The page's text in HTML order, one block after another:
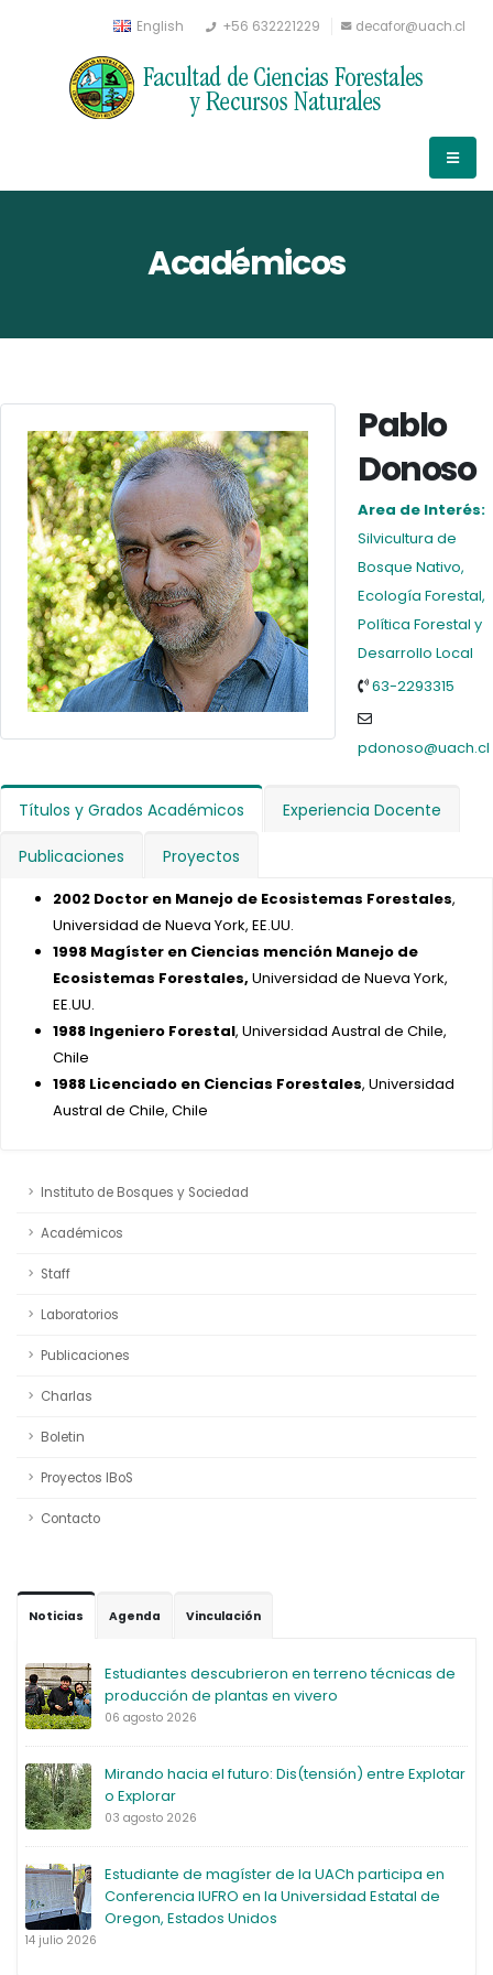
English +56 632221229 decafor@uach.cl
Académicos
Pablo
Donoso
Area de Interés:
Silvicultura de
Bosque Nativo,
Ecología Forestal,
Política Forestal y
Desarrollo Local
63-2293315
pdonoso@uach.cl
Títulos y Grados Académicos Experiencia Docente
Publicaciones Proyectos
2002 Doctor en Manejo de Ecosistemas Forestales,
Universidad de Nueva York, EE.UU.
1998 Magíster en Ciencias mención Manejo de
Ecosistemas Forestales, Universidad de Nueva York,
EE.UU.
1988 Ingeniero Forestal, Universidad Austral de Chile,
Chile
1988 Licenciado en Ciencias Forestales, Universidad
Austral de Chile, Chile
Instituto de Bosques y Sociedad
Académicos
Staff
Laboratorios
Publicaciones
Charlas
Boletin
Proyectos IBoS
Contacto
Noticias Agenda Vinculación
Estudiantes descubrieron en terreno técnicas de
producción de plantas en vivero
06 agosto 2026
Mirando hacia el futuro: Dis(tensión) entre Explotar
o Explorar
03 agosto 2026
Estudiante de magíster de la UACh participa en
Conferencia IUFRO en la Universidad Estatal de
Oregon, Estados Unidos
14 julio 2026